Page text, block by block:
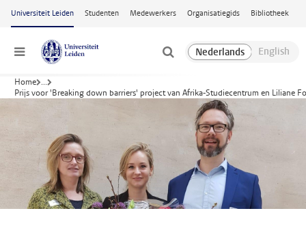
Ga naar hoofdinhoud
Universiteit Leiden Studenten Medewerkers Organisatiegids Bibliotheek
Menu
Home ...
Prijs voor 'Breaking down barriers' project van Afrika-Studiecentrum en Liliane